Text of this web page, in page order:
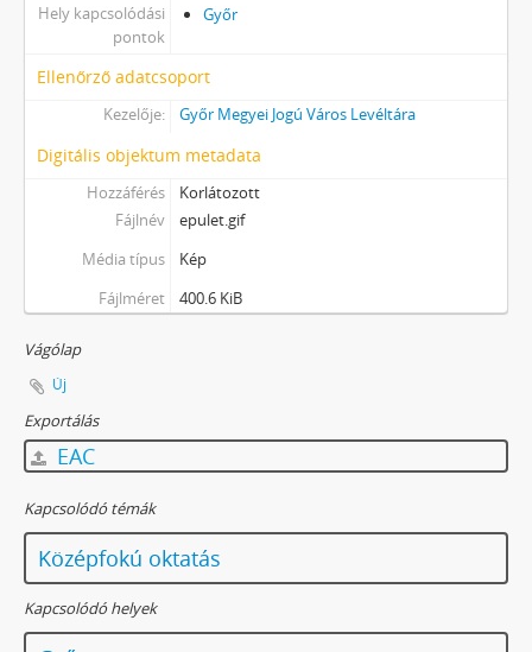
Hely kapcsolódási
pontok
Győr
Ellenőrző adatcsoport
Kezelője: Győr Megyei Jogú Város Levéltára
Digitális objektum metadata
Hozzáférés
Korlátozott
Fájlnév
epulet.gif
Média típus
Kép
Fájlméret
400.6 KiB
Vágólap
Új
Exportálás
EAC
Kapcsolódó témák
Középfokú oktatás
Kapcsolódó helyek